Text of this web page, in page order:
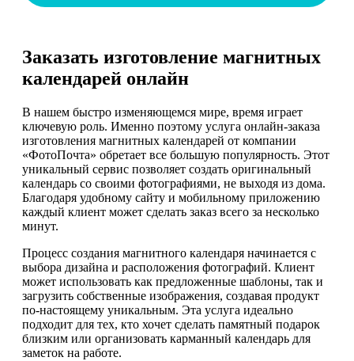
Заказать изготовление магнитных
календарей онлайн
В нашем быстро изменяющемся мире, время играет
ключевую роль. Именно поэтому услуга онлайн-заказа
изготовления магнитных календарей от компании
«ФотоПочта» обретает все большую популярность. Этот
уникальный сервис позволяет создать оригинальный
календарь со своими фотографиями, не выходя из дома.
Благодаря удобному сайту и мобильному приложению
каждый клиент может сделать заказ всего за несколько
минут.
Процесс создания магнитного календаря начинается с
выбора дизайна и расположения фотографий. Клиент
может использовать как предложенные шаблоны, так и
загрузить собственные изображения, создавая продукт
по-настоящему уникальным. Эта услуга идеально
подходит для тех, кто хочет сделать памятный подарок
близким или организовать карманный календарь для
заметок на работе.